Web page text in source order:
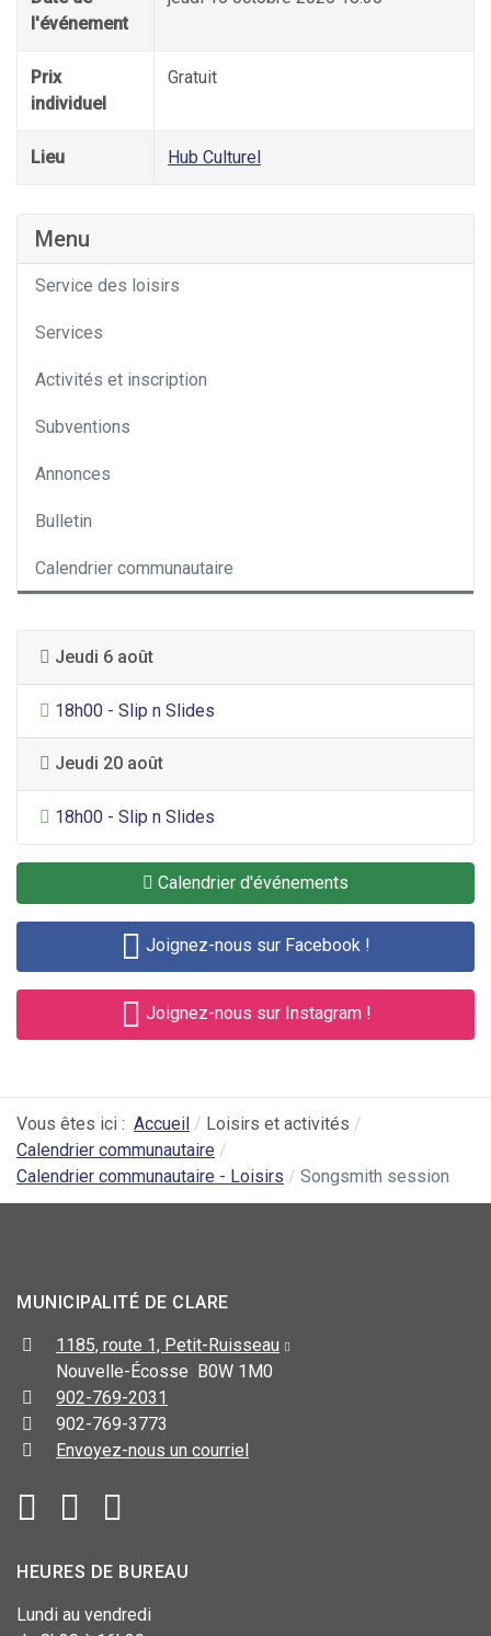
l'événement
Prix
individuel
Gratuit
Lieu Hub Culturel
Menu
Service des loisirs
Services
Activités et inscription
Subventions
Annonces
Bulletin
Calendrier communautaire
Jeudi 6 août
Divertissement général
18h00 - Slip n Slides
Jeudi 20 août
Divertissement général
18h00 - Slip n Slides
Calendrier d'événements
Joignez-nous sur Facebook !
Joignez-nous sur Instagram !
Vous êtes ici : Accueil
Loisirs et activités
Calendrier communautaire
Calendrier communautaire - Loisirs
Songsmith session
MUNICIPALITÉ DE CLARE
1185, route 1, Petit-Ruisseau
Nouvelle-Écosse B0W 1M0
902-769-2031
902-769-3773
Envoyez-nous un courriel
HEURES DE BUREAU
Lundi au vendredi